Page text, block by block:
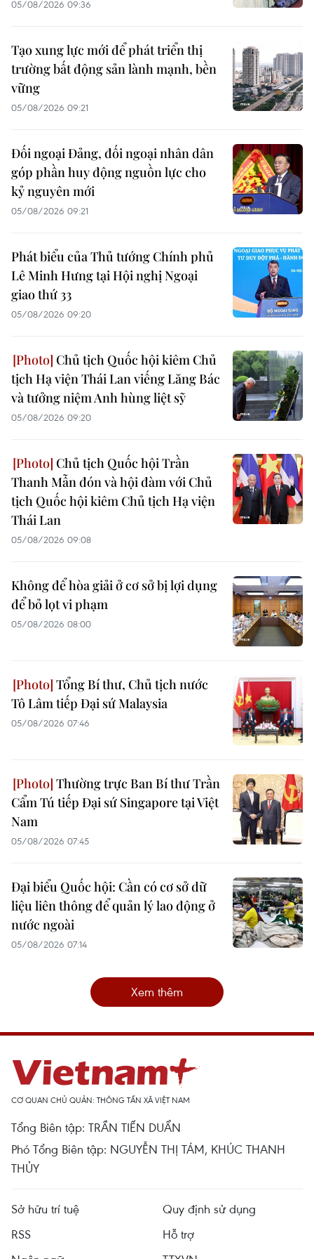
05/08/2026 09:36
Tạo xung lực mới để phát triển thị
trường bất động sản lành mạnh, bền
vững
05/08/2026 09:21
Đối ngoại Đảng, đối ngoại nhân dân
góp phần huy động nguồn lực cho
kỷ nguyên mới
05/08/2026 09:21
Phát biểu của Thủ tướng Chính phủ
Lê Minh Hưng tại Hội nghị Ngoại
giao thứ 33
05/08/2026 09:20
Chủ tịch Quốc hội kiêm Chủ
tịch Hạ viện Thái Lan viếng Lăng Bác
và tưởng niệm Anh hùng liệt sỹ
05/08/2026 09:20
Chủ tịch Quốc hội Trần
Thanh Mẫn đón và hội đàm với Chủ
tịch Quốc hội kiêm Chủ tịch Hạ viện
Thái Lan
05/08/2026 09:08
Không để hòa giải ở cơ sở bị lợi dụng
để bỏ lọt vi phạm
05/08/2026 08:00
Tổng Bí thư, Chủ tịch nước
Tô Lâm tiếp Đại sứ Malaysia
05/08/2026 07:46
Thường trực Ban Bí thư Trần
Cẩm Tú tiếp Đại sứ Singapore tại Việt
Nam
05/08/2026 07:45
Đại biểu Quốc hội: Cần có cơ sở dữ
liệu liên thông để quản lý lao động ở
nước ngoài
05/08/2026 07:14
Xem thêm
CƠ QUAN CHỦ QUẢN: THÔNG TẤN XÃ VIỆT NAM
Tổng Biên tập: TRẦN TIẾN DUẨN
Phó Tổng Biên tập: NGUYỄN THỊ TÁM, KHÚC THANH
THỦY
Sở hữu trí tuệ
Quy định sử dụng
RSS
Hỗ trợ